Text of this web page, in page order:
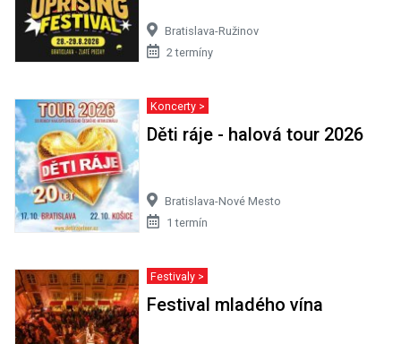
Bratislava-Ružinov
2 termíny
Koncerty >
Děti ráje - halová tour 2026
Bratislava-Nové Mesto
1 termín
Festivaly >
Festival mladého vína